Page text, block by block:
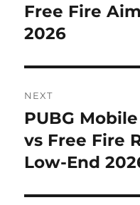
post:
Free Fire
2026
NEXT
Next
post:
PUBG
vs Free Fire
Low-End